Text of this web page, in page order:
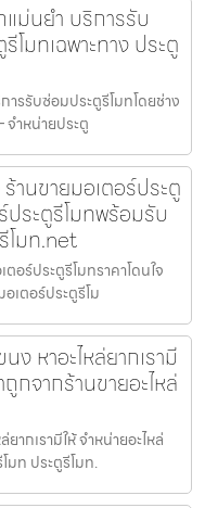
ม่นยำ บริการรับ
โมทเฉพาะทาง ประตู
รรับซ่อมประตูรีโมทโดยช่าง
จำหน่ายประตู
านขายมอเตอร์ประตู
ประตูรีโมทพร้อมรับ
โมท.net
อร์ประตูรีโมทราคาโดนใจ
เตอร์ประตูรีโม
ง หาอะไหล่ยากเรามี
กจากร้านขายอะไหล่
ากเรามีให้ จำหน่ายอะไหล่
มท ประตูรีโมท.